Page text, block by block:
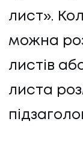
лист».
можна
листів
листа